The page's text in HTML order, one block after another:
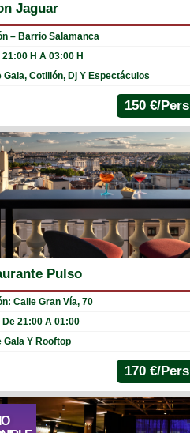
Jaguar
– Barrio Salamanca
H A 03:00 H
Gala, Cotillón, Dj Y Espectáculos
150 €/Pers
Pulso
Calle Gran Vía, 70
De 21:00 A 01:00
Gala Y Rooftop
170 €/Pers